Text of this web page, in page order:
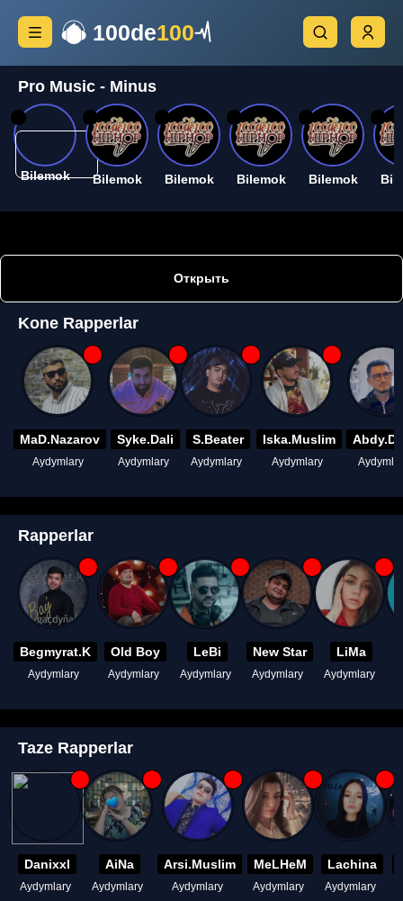
100de100
Pro Music - Minus
Bilemok Bilemok Bilemok Bilemok Bilemok
Открыть
Kone Rapperlar
MaD.Nazarov
Aydymlary
Syke.Dali
Aydymlary
S.Beater
Aydymlary
Iska.Muslim
Aydymlary
Rapperlar
Begmyrat.K
Aydymlary
Old Boy
Aydymlary
LeBi
Aydymlary
New Star
Aydymlary
LiMa
Aydymlary
Taze Rapperlar
Danixxl
Aydymlary
AiNa
Aydymlary
Arsi.Muslim
Aydymlary
MeLHeM
Aydymlary
Lachina
Aydymlary